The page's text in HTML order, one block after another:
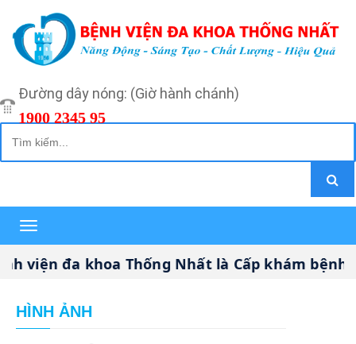
Đường dây nóng: (Giờ hành chánh)
1900 2345 95
Toggle
navigation
đa khoa Thống Nhất là Cấp khám bệnh,
HÌNH ẢNH